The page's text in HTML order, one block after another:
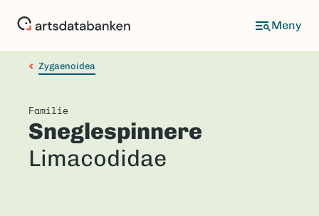
Zygaenoidea
Familie
Sneglespinnere
Limacodidae